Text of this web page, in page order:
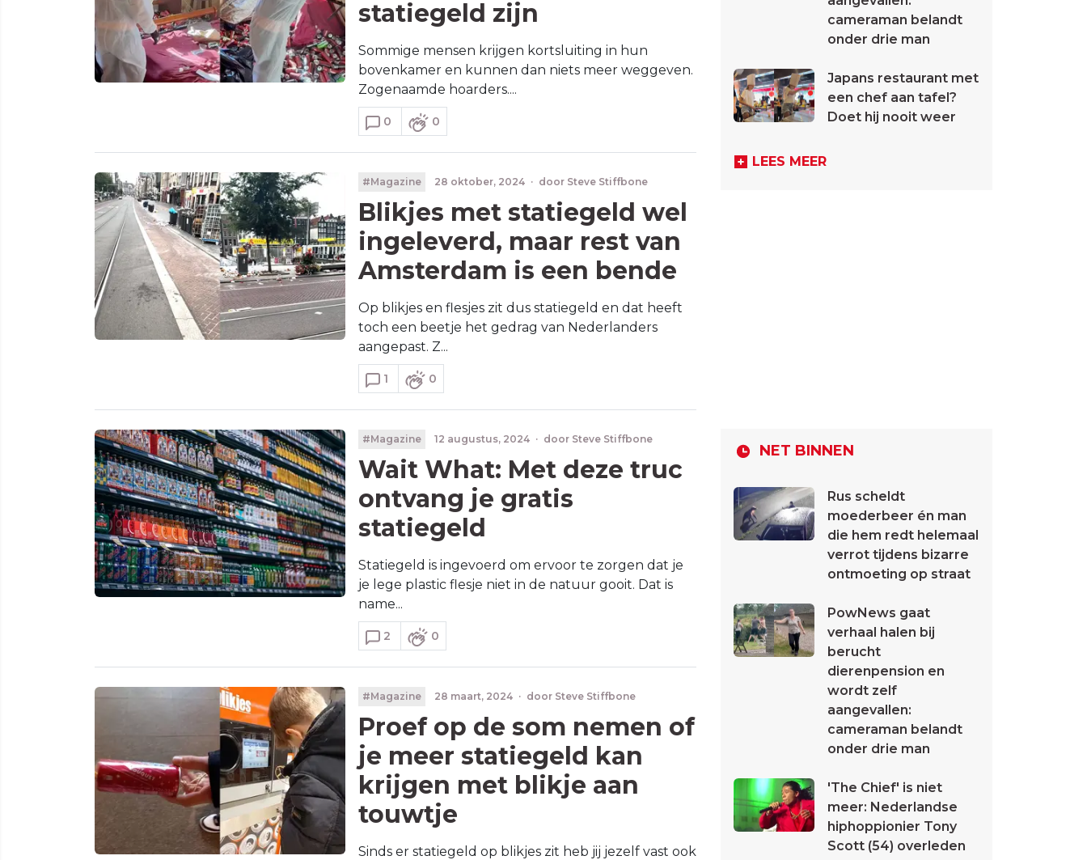
statiegeld zijn
Sommige mensen krijgen kortsluiting in hun
bovenkamer en kunnen dan niets meer weggeven.
Zogenaamde hoarders....
0 0
#Magazine 28 oktober, 2024 · door Steve Stiffbone
Blikjes met statiegeld wel
ingeleverd, maar rest van
Amsterdam is een bende
Op blikjes en flesjes zit dus statiegeld en dat heeft
toch een beetje het gedrag van Nederlanders
aangepast. Z...
1 0
#Magazine 12 augustus, 2024 · door Steve Stiffbone
Wait What: Met deze truc
ontvang je gratis
statiegeld
Statiegeld is ingevoerd om ervoor te zorgen dat je
je lege plastic flesje niet in de natuur gooit. Dat is
name...
2 0
#Magazine 28 maart, 2024 · door Steve Stiffbone
Proef op de som nemen of
je meer statiegeld kan
krijgen met blikje aan
touwtje
Sinds er statiegeld op blikjes zit heb jij jezelf vast ook
cameraman belandt
onder drie man
Japans restaurant met
een chef aan tafel?
Doet hij nooit weer
LEES MEER
NET BINNEN
Rus scheldt
moederbeer én man
die hem redt helemaal
verrot tijdens bizarre
ontmoeting op straat
PowNews gaat
verhaal halen bij
berucht
dierenpension en
wordt zelf
aangevallen:
cameraman belandt
onder drie man
'The Chief' is niet
meer: Nederlandse
hiphoppionier Tony
Scott (54) overleden